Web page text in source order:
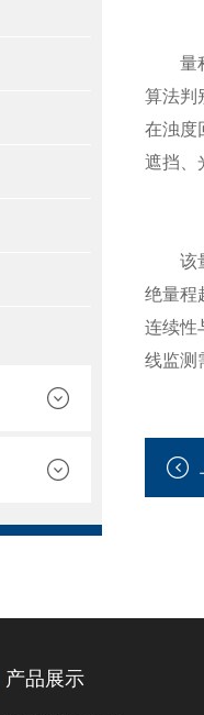
量程
算法判
在浊度
遮挡、
该量
绝量程
连续性
线监测
产品展示